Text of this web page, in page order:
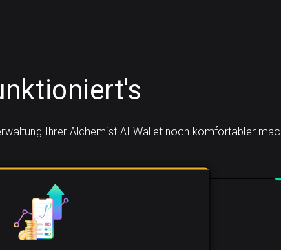
Ihrer Alchemist AI Wallet noch komfortabler